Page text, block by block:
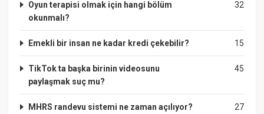
32
Oyun terapisi olmak için hangi bölüm
okunmalı?
15
Emekli bir insan ne kadar kredi çekebilir?
45
TikTok ta başka birinin videosunu
paylaşmak suç mu?
27
MHRS randevu sistemi ne zaman açılıyor?